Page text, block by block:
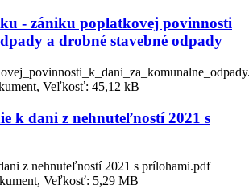
- zániku poplatkovej povinnosti
a drobné stavebné odpady
Veľkosť: 45,12 kB
k dani z nehnuteľností 2021 s
z nehnuteľností 2021 s prílohami.pdf
Veľkosť: 5,29 MB